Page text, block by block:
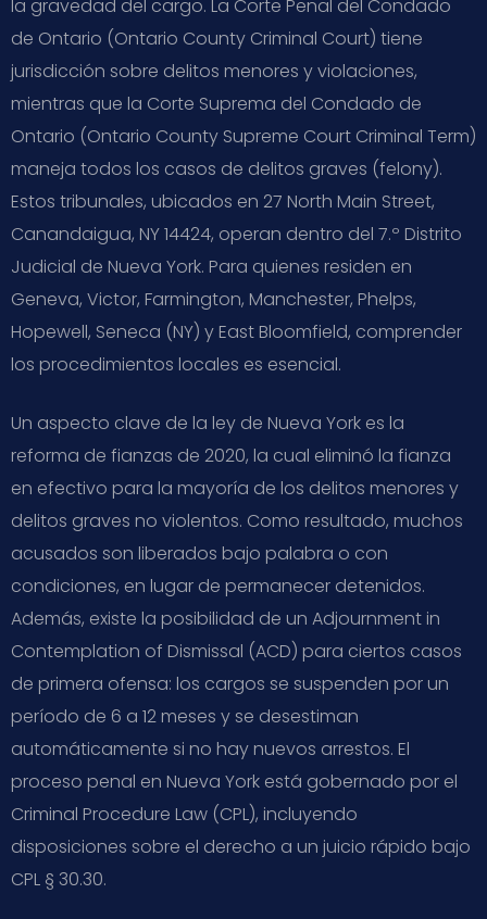
la gravedad del cargo. La Corte Penal del Condado
de Ontario (Ontario County Criminal Court) tiene
jurisdicción sobre delitos menores y violaciones,
mientras que la Corte Suprema del Condado de
Ontario (Ontario County Supreme Court Criminal Term)
maneja todos los casos de delitos graves (felony).
Estos tribunales, ubicados en 27 North Main Street,
Canandaigua, NY 14424, operan dentro del 7.º Distrito
Judicial de Nueva York. Para quienes residen en
Geneva, Victor, Farmington, Manchester, Phelps,
Hopewell, Seneca (NY) y East Bloomfield, comprender
los procedimientos locales es esencial.
Un aspecto clave de la ley de Nueva York es la
reforma de fianzas de 2020, la cual eliminó la fianza
en efectivo para la mayoría de los delitos menores y
delitos graves no violentos. Como resultado, muchos
acusados son liberados bajo palabra o con
condiciones, en lugar de permanecer detenidos.
Además, existe la posibilidad de un Adjournment in
Contemplation of Dismissal (ACD) para ciertos casos
de primera ofensa: los cargos se suspenden por un
período de 6 a 12 meses y se desestiman
automáticamente si no hay nuevos arrestos. El
proceso penal en Nueva York está gobernado por el
Criminal Procedure Law (CPL), incluyendo
disposiciones sobre el derecho a un juicio rápido bajo
CPL § 30.30.